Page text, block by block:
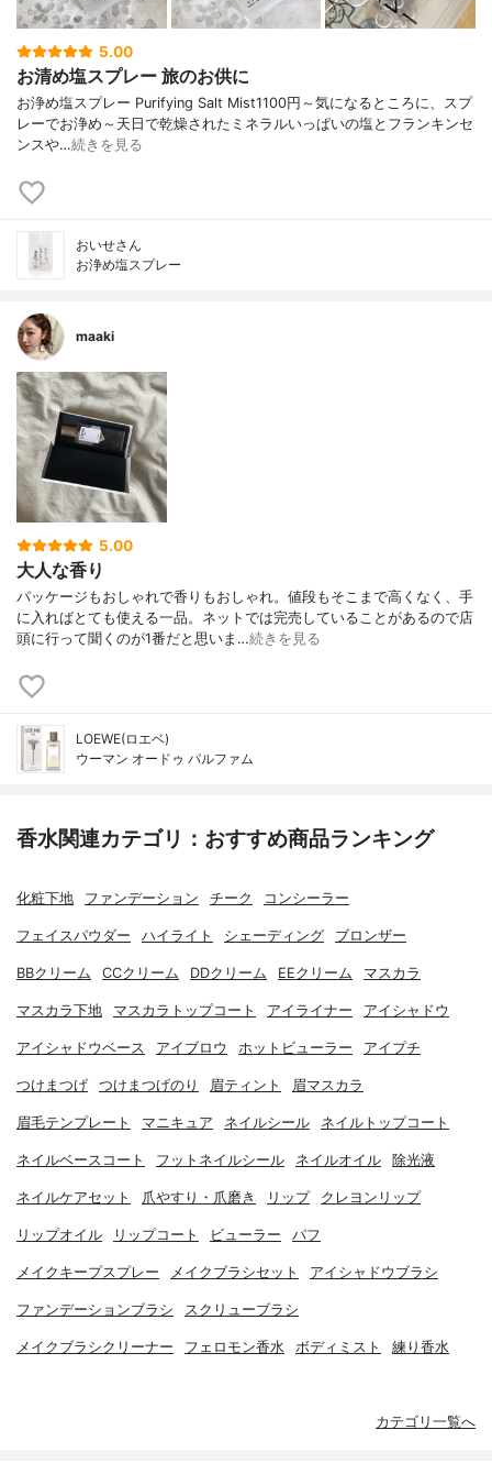
5.00
お清め塩スプレー 旅のお供に
お浄め塩スプレー Purifying Salt Mist1100円～気になるところに、スプ
レーでお浄め～天日で乾燥されたミネラルいっぱいの塩とフランキンセ
ンスや…続きを見る
おいせさん
お浄め塩スプレー
maaki
5.00
大人な香り
パッケージもおしゃれで香りもおしゃれ。値段もそこまで高くなく、手
に入ればとても使える一品。ネットでは完売していることがあるので店
頭に行って聞くのが1番だと思いま…続きを見る
LOEWE(ロエベ)
ウーマン オードゥ パルファム
香水関連カテゴリ：おすすめ商品ランキング
化粧下地 ファンデーション チーク コンシーラー
フェイスパウダー ハイライト シェーディング ブロンザー
BBクリーム CCクリーム DDクリーム EEクリーム マスカラ
マスカラ下地 マスカラトップコート アイライナー アイシャドウ
アイシャドウベース アイブロウ ホットビューラー アイプチ
つけまつげ つけまつげのり 眉ティント 眉マスカラ
眉毛テンプレート マニキュア ネイルシール ネイルトップコート
ネイルベースコート フットネイルシール ネイルオイル 除光液
ネイルケアセット 爪やすり・爪磨き リップ クレヨンリップ
リップオイル リップコート ビューラー パフ
メイクキープスプレー メイクブラシセット アイシャドウブラシ
ファンデーションブラシ スクリューブラシ
メイクブラシクリーナー フェロモン香水 ボディミスト 練り香水
カテゴリ一覧へ